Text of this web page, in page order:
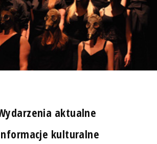
aktualne
kulturalne